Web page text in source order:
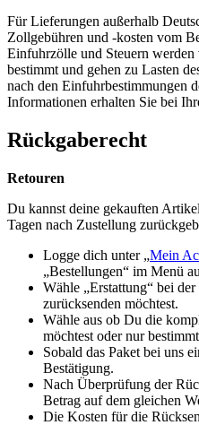
Für Lieferungen außerhalb
Zollgebühren und -kosten vom
Einfuhrzölle und Steuern
bestimmt und gehen zu Lasten
nach den Einfuhrbestimmungen
Informationen erhalten Sie bei
Rückgaberecht
Retouren
Du kannst deine gekauften
Tagen nach Zustellung
Logge dich unter „Mein
„Bestellungen“ im Menü
Wähle „Erstattung“ bei
zurücksenden möchtest.
Wähle aus ob Du die
möchtest oder nur
Sobald das Paket bei uns
Bestätigung.
Nach Überprüfung der
Betrag auf dem gleichen
Die Kosten für die